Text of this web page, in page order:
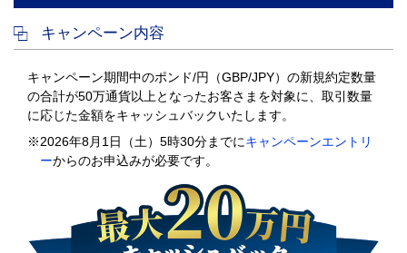
キャンペーン内容
キャンペーン期間中のポンド/円（GBP/JPY）の新規約定数量
の合計が50万通貨以上となったお客さまを対象に、取引数量
に応じた金額をキャッシュバックいたします。
※2026年8月1日（土）5時30分までにキャンペーンエントリ
ーからのお申込みが必要です。